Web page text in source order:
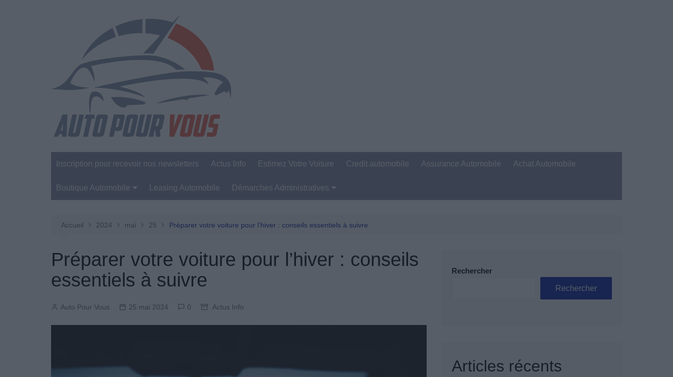
Inscription pour recevoir nos newsletters Actus Info Estimez Votre Voiture Credit automobile Assurance Automobile Achat Automobile
Boutique Automobile
Entretien Automobile
Produits Boutique
Leasing Automobile Démarches Administratives
Permis De Conduire
Accueil 2024 mai 25 Préparer votre voiture pour l’hiver : conseils essentiels à suivre
Préparer votre voiture pour l’hiver : conseils
essentiels à suivre
Auto Pour Vous 25 mai 2024 0 Actus Info
Rechercher
Rechercher
Articles récents